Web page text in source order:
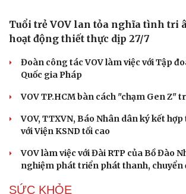
Hai người đàn ông ở Nghệ An bị
nặng khi dựng quán cà phê
2 người mất tích trong mưa lớn ở Lào
Bộ Y tế chưa cấp phép, Hà Nội chưa
đẹp từ tế bào gốc
Nguyên nhân hàng loạt xe thủng lốp
xe tải làm rơi vật nhọn